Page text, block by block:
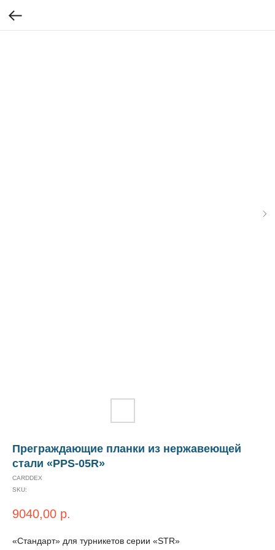
Преграждающие планки из нержавеющей
стали «РРS-05R»
CARDDEX
SKU:
9040,00 р.
«Стандарт» для турникетов серии «STR»